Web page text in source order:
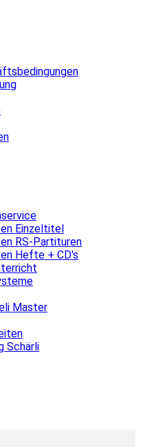
Einzeltitel
RS-Partituren
Hefte + CD's
Master
Schärli